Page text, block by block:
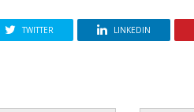
TWITTER LINKEDIN